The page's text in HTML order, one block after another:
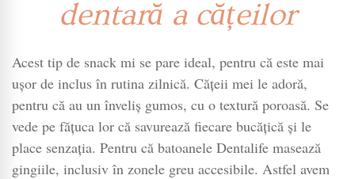
dentară a cățeilor
Acest tip de snack mi se pare ideal, pentru că este mai
ușor de inclus în rutina zilnică. Cățeii mei le adoră,
pentru că au un înveliș gumos, cu o textură poroasă. Se
vede pe fățuca lor că savurează fiecare bucățică și le
place senzația. Pentru că batoanele Dentalife masează
gingiile, inclusiv în zonele greu accesibile. Astfel avem